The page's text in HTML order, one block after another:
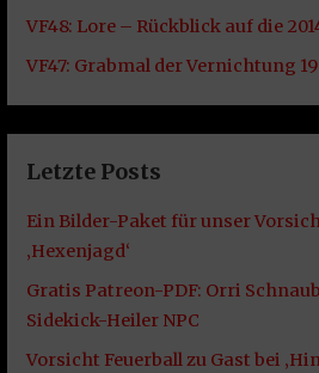
VF48: Lore – Rückblick auf die
VF47: Grabmal der Vernichtung
Letzte Posts
Ein Bilder-Paket für unser
‚Hexenjagd‘
Gratis Patreon-PDF: Orri
Sidekick-Heiler NPC
Vorsicht Feuerball zu Gast bei